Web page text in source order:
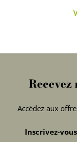
Accédez aux
Inscrivez-